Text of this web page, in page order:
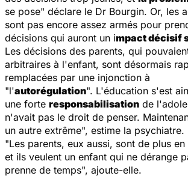
se pose" déclare le Dr Bourgin. Or, les
sont pas encore assez armés pour
décisions qui auront un impact décisif
Les décisions des parents, qui
arbitraires à l'enfant, sont désormais
remplacées par une injonction à
"l'autorégulation". L'éducation s'est
une forte responsabilisation de
n'avait pas le droit de penser.
un autre extrême", estime la psychiatre.
"Les parents, eux aussi, sont de plus
et ils veulent un enfant qui ne dérange
prenne de temps", ajoute-elle.